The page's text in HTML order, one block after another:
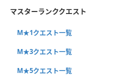
マスターランククエスト
M★1クエスト一覧
M★3クエスト一覧
M★5クエスト一覧